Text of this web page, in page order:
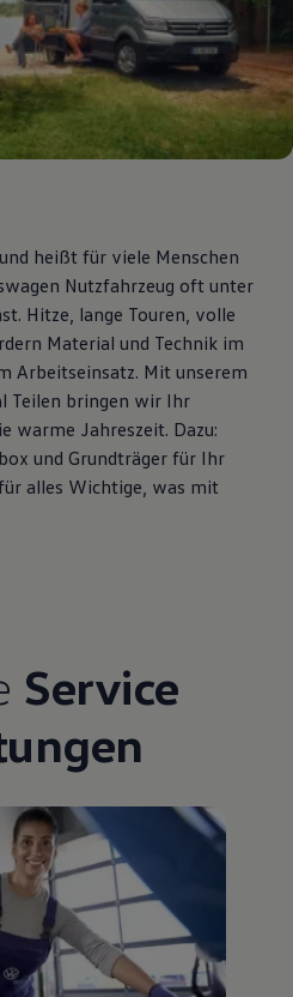
heißt für viele Menschen
Nutzfahrzeug oft unter
Hitze, lange Touren, volle
Material und Technik im
Arbeitseinsatz. Mit unserem
Teilen bringen wir Ihr
warme Jahreszeit. Dazu:
und Grundträger für Ihr
alles Wichtige, was mit
Service